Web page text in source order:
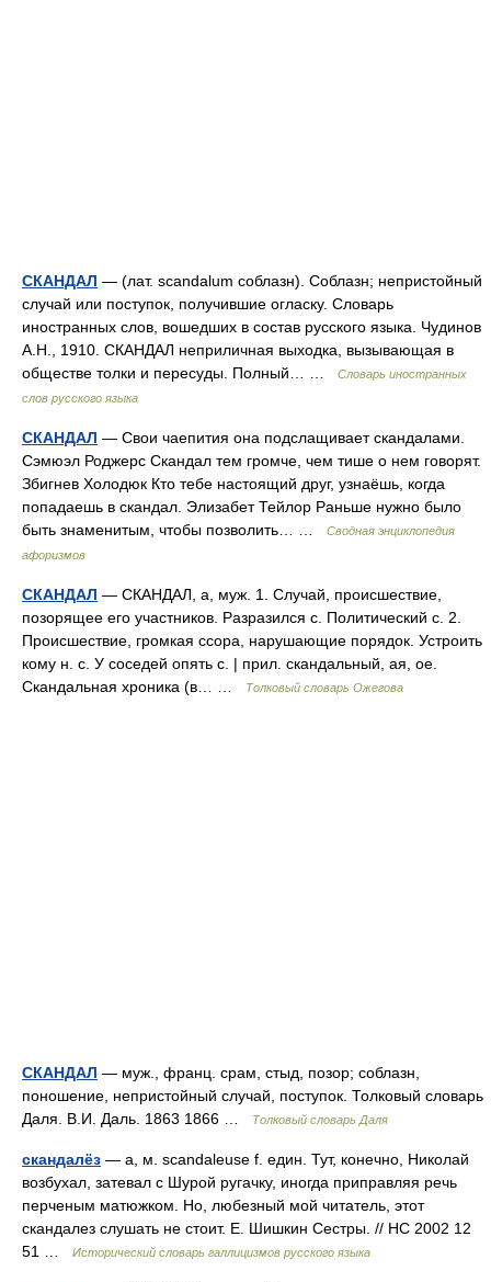
СКАНДАЛ — (лат. scandalum соблазн). Соблазн; непристойный
случай или поступок, получившие огласку. Словарь
иностранных слов, вошедших в состав русского языка. Чудинов
А.Н., 1910. СКАНДАЛ неприличная выходка, вызывающая в
обществе толки и пересуды. Полный… …
Словарь иностранных
слов русского языка
СКАНДАЛ — Свои чаепития она подслащивает скандалами.
Сэмюэл Роджерс Скандал тем громче, чем тише о нем говорят.
Збигнев Холодюк Кто тебе настоящий друг, узнаёшь, когда
попадаешь в скандал. Элизабет Тейлор Раньше нужно было
быть знаменитым, чтобы позволить… …
Сводная энциклопедия
афоризмов
СКАНДАЛ — СКАНДАЛ, а, муж. 1. Случай, происшествие,
позорящее его участников. Разразился с. Политический с. 2.
Происшествие, громкая ссора, нарушающие порядок. Устроить
кому н. с. У соседей опять с. | прил. скандальный, ая, ое.
Скандальная хроника (в… …
Толковый словарь Ожегова
СКАНДАЛ — муж., франц. срам, стыд, позор; соблазн,
поношение, непристойный случай, поступок. Толковый словарь
Даля. В.И. Даль. 1863 1866 …
Толковый словарь Даля
скандалёз — а, м. scandaleuse f. един. Тут, конечно, Николай
возбухал, затевал с Шурой ругачку, иногда приправляя речь
перченым матюжком. Но, любезный мой читатель, этот
скандалез слушать не стоит. Е. Шишкин Сестры. // НС 2002 12
51 …
Исторический словарь галлицизмов русского языка